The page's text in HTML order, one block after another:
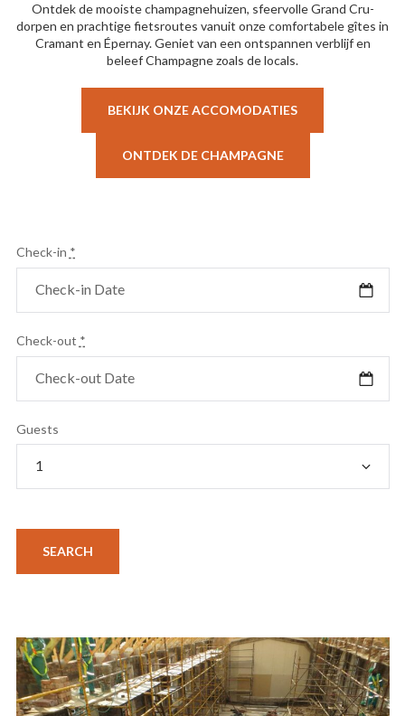
Ontdek de mooiste champagnehuizen, sfeervolle Grand Cru-
dorpen en prachtige fietsroutes vanuit onze comfortabele gîtes in
Cramant en Épernay. Geniet van een ontspannen verblijf en
beleef Champagne zoals de locals.
BEKIJK ONZE ACCOMODATIES
ONTDEK DE CHAMPAGNE
Check-in *
Check-out *
Guests